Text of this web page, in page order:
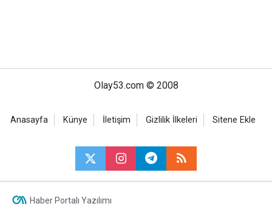
Olay53.com © 2008
Anasayfa Künye İletişim Gizlilik İlkeleri Sitene Ekle
Haber Portalı Yazılımı